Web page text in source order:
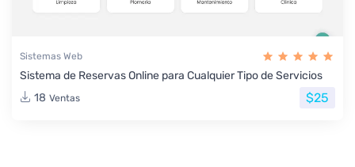
Sistemas Web
Sistema de Reservas Online para Cualquier Tipo de Servicios
18 Ventas $25